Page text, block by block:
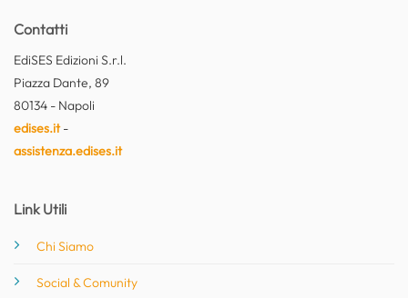
Contatti
EdiSES Edizioni S.r.l.
Piazza Dante, 89
80134 - Napoli
edises.it-
assistenza.edises.it
Link Utili
Chi Siamo
Social & Comunity